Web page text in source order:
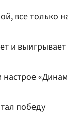
все только
и выигрывает
настрое
победу